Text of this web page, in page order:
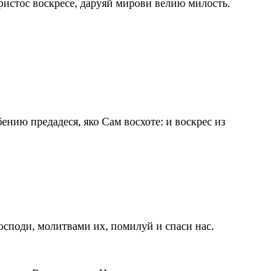
воскресе, даруяй мирови велию милость.
предадеся, яко Сам восхоте: и воскрес из
молитвами их, помилуй и спаси нас.